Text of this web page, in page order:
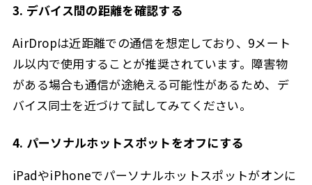
3. デバイス間の距離を確認する
AirDropは近距離での通信を想定しており、9メート
ル以内で使用することが推奨されています。障害物
がある場合も通信が途絶える可能性があるため、デ
バイス同士を近づけて試してみてください。
4. パーソナルホットスポットをオフにする
iPadやiPhoneでパーソナルホットスポットがオンに